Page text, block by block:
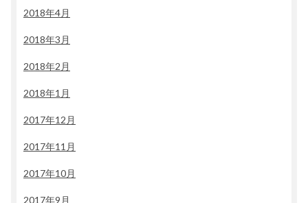
2018年4月
2018年3月
2018年2月
2018年1月
2017年12月
2017年11月
2017年10月
2017年9月